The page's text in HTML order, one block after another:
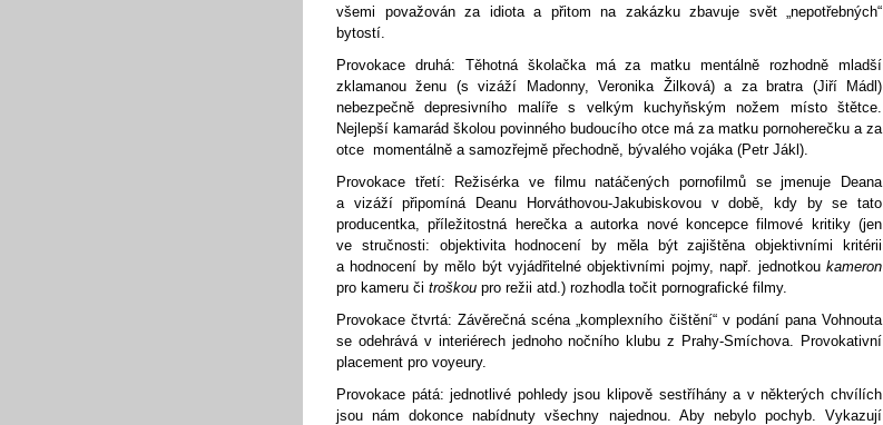
všemi považován za idiota a přitom na zakázku zbavuje svět „nepotřebných“
bytostí.
Provokace druhá: Těhotná školačka má za matku mentálně rozhodně mladší
zklamanou ženu (s vizáží Madonny, Veronika Žilková) a za bratra (Jiří Mádl)
nebezpečně depresivního malíře s velkým kuchyňským nožem místo štětce.
Nejlepší kamarád školou povinného budoucího otce má za matku pornoherečku a za
otce momentálně a samozřejmě přechodně, bývalého vojáka (Petr Jákl).
Provokace třetí: Režisérka ve filmu natáčených pornofilmů se jmenuje Deana
a vizáží připomíná Deanu Horváthovou-Jakubiskovou v době, kdy by se tato
producentka, příležitostná herečka a autorka nové koncepce filmové kritiky (jen
ve stručnosti: objektivita hodnocení by měla být zajištěna objektivními kritérii
a hodnocení by mělo být vyjádřitelné objektivními pojmy, např. jednotkou kameron
pro kameru či troškou pro režii atd.) rozhodla točit pornografické filmy.
Provokace čtvrtá: Závěrečná scéna „komplexního čištění“ v podání pana Vohnouta
se odehrává v interiérech jednoho nočního klubu z Prahy-Smíchova. Provokativní
placement pro voyeury.
Provokace pátá: jednotlivé pohledy jsou klipově sestříhány a v některých chvílích
jsou nám dokonce nabídnuty všechny najednou. Aby nebylo pochyb. Vykazují